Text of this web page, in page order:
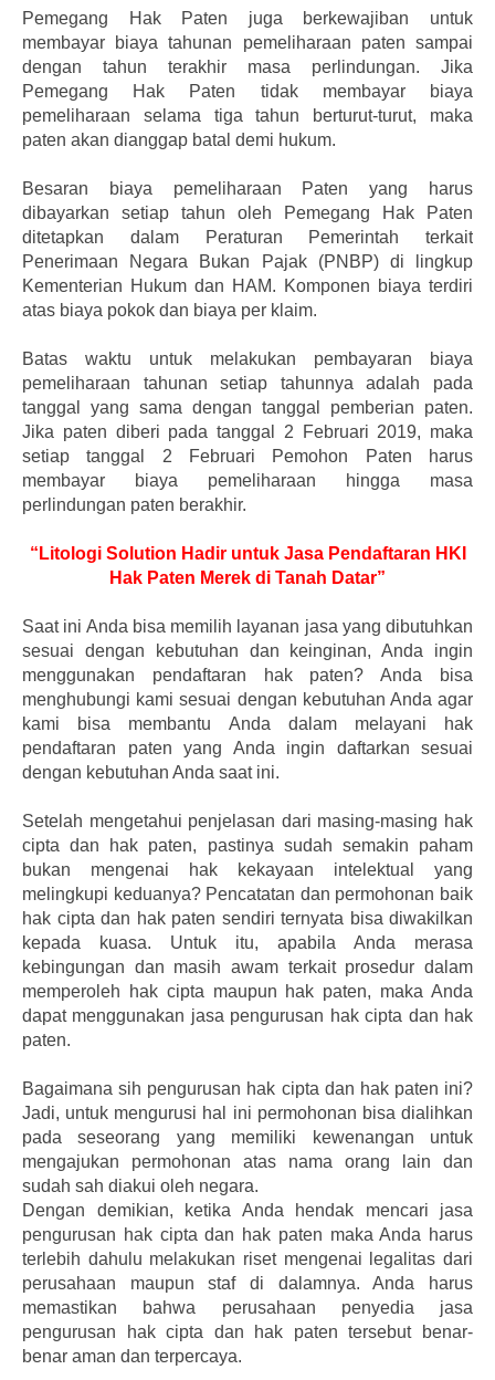
Pemegang Hak Paten juga berkewajiban untuk
membayar biaya tahunan pemeliharaan paten sampai
dengan tahun terakhir masa perlindungan. Jika
Pemegang Hak Paten tidak membayar biaya
pemeliharaan selama tiga tahun berturut-turut, maka
paten akan dianggap batal demi hukum.
Besaran biaya pemeliharaan Paten yang harus
dibayarkan setiap tahun oleh Pemegang Hak Paten
ditetapkan dalam Peraturan Pemerintah terkait
Penerimaan Negara Bukan Pajak (PNBP) di lingkup
Kementerian Hukum dan HAM. Komponen biaya terdiri
atas biaya pokok dan biaya per klaim.
Batas waktu untuk melakukan pembayaran biaya
pemeliharaan tahunan setiap tahunnya adalah pada
tanggal yang sama dengan tanggal pemberian paten.
Jika paten diberi pada tanggal 2 Februari 2019, maka
setiap tanggal 2 Februari Pemohon Paten harus
membayar biaya pemeliharaan hingga masa
perlindungan paten berakhir.
“Litologi Solution Hadir untuk Jasa Pendaftaran HKI
Hak Paten Merek di Tanah Datar”
Saat ini Anda bisa memilih layanan jasa yang dibutuhkan
sesuai dengan kebutuhan dan keinginan, Anda ingin
menggunakan pendaftaran hak paten? Anda bisa
menghubungi kami sesuai dengan kebutuhan Anda agar
kami bisa membantu Anda dalam melayani hak
pendaftaran paten yang Anda ingin daftarkan sesuai
dengan kebutuhan Anda saat ini.
Setelah mengetahui penjelasan dari masing-masing hak
cipta dan hak paten, pastinya sudah semakin paham
bukan mengenai hak kekayaan intelektual yang
melingkupi keduanya? Pencatatan dan permohonan baik
hak cipta dan hak paten sendiri ternyata bisa diwakilkan
kepada kuasa. Untuk itu, apabila Anda merasa
kebingungan dan masih awam terkait prosedur dalam
memperoleh hak cipta maupun hak paten, maka Anda
dapat menggunakan jasa pengurusan hak cipta dan hak
paten.
Bagaimana sih pengurusan hak cipta dan hak paten ini?
Jadi, untuk mengurusi hal ini permohonan bisa dialihkan
pada seseorang yang memiliki kewenangan untuk
mengajukan permohonan atas nama orang lain dan
sudah sah diakui oleh negara.
Dengan demikian, ketika Anda hendak mencari jasa
pengurusan hak cipta dan hak paten maka Anda harus
terlebih dahulu melakukan riset mengenai legalitas dari
perusahaan maupun staf di dalamnya. Anda harus
memastikan bahwa perusahaan penyedia jasa
pengurusan hak cipta dan hak paten tersebut benar-
benar aman dan terpercaya.